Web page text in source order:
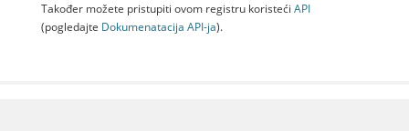
Također možete pristupiti ovom registru koristeći API
(pogledajte Dokumenаtаcijа API-jа).